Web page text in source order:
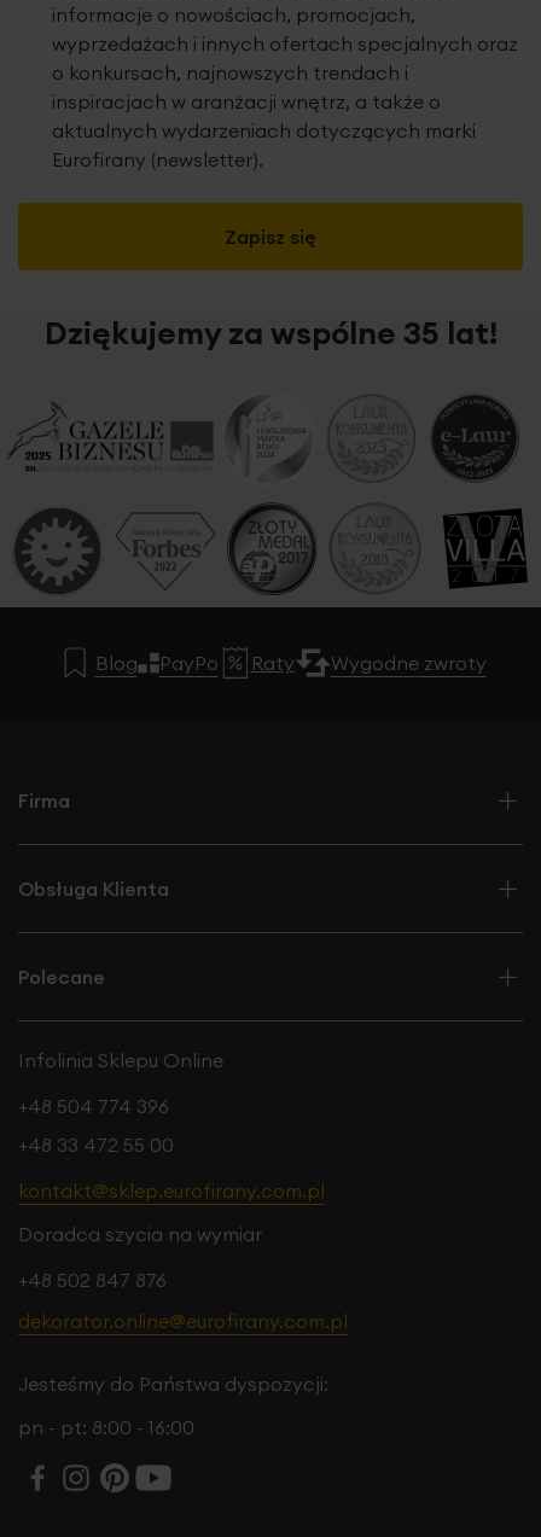
Zapisz się
informacje o nowościach, promocjach,
wyprzedażach i innych ofertach specjalnych oraz
o konkursach, najnowszych trendach i
inspiracjach w aranżacji wnętrz, a także o
aktualnych wydarzeniach dotyczących marki
Eurofirany (newsletter).
Dziękujemy za wspólne 35 lat!
Blog PayPo Raty Wygodne zwroty
Firma
Obsługa Klienta
Polecane
Infolinia Sklepu Online
+48 504 774 396
+48 33 472 55 00
kontakt@sklep.eurofirany.com.pl
Doradca szycia na wymiar
+48 502 847 876
dekorator.online@eurofirany.com.pl
Jesteśmy do Państwa dyspozycji:
pn - pt: 8:00 - 16:00